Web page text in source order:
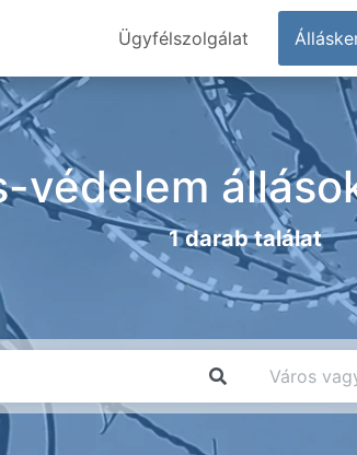
Ügyfélszolgálat
védelem
1 darab találat